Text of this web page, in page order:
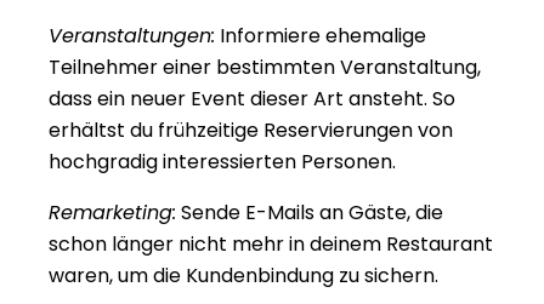
Veranstaltungen: Informiere ehemalige
Teilnehmer einer bestimmten Veranstaltung,
dass ein neuer Event dieser Art ansteht. So
erhältst du frühzeitige Reservierungen von
hochgradig interessierten Personen.
Remarketing: Sende E-Mails an Gäste, die
schon länger nicht mehr in deinem Restaurant
waren, um die Kundenbindung zu sichern.